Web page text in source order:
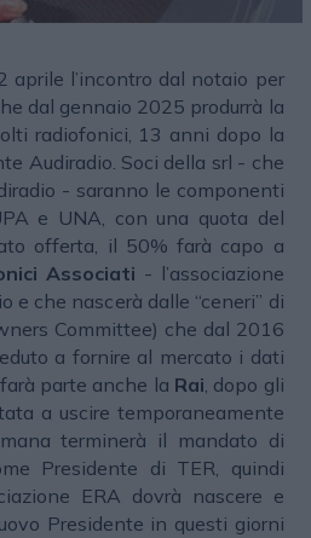
aprile l’incontro dal notaio per
dal gennaio 2025 produrrà la
radiofonici, 13 anni dopo la
Audiradio. Soci della srl - che
- saranno le componenti
e UNA, con una quota del
offerta, il 50% farà capo a
Associati - l’associazione
e che nascerà dalle “ceneri” di
Committee) che dal 2016
a fornire al mercato i dati
parte anche la Rai, dopo gli
a uscire temporaneamente
terminerà il mandato di
Presidente di TER, quindi
ERA dovrà nascere e
Presidente in questi giorni